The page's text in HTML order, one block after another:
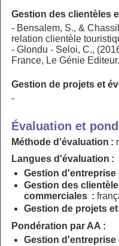
Gestion des clientèles
- Bensalem, S., &
relation clientèle
- Glondu - Seloi, C.,
France, Le Génie Editeur.
Gestion de projets et
-
Évaluation et
Méthode d'évaluation :
Langues d'évaluation :
Gestion
Gestion des
commerciales :
Gestion de projets
Pondération par AA :
Gestion d'entreprise